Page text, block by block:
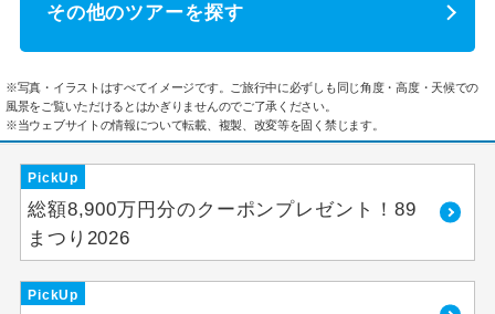
その他のツアーを探す
※写真・イラストはすべてイメージです。ご旅行中に必ずしも同じ角度・高度・天候での
風景をご覧いただけるとはかぎりませんのでご了承ください。
※当ウェブサイトの情報について転載、複製、改変等を固く禁じます。
PickUp
総額8,900万円分のクーポンプレゼント！89
まつり2026
PickUp